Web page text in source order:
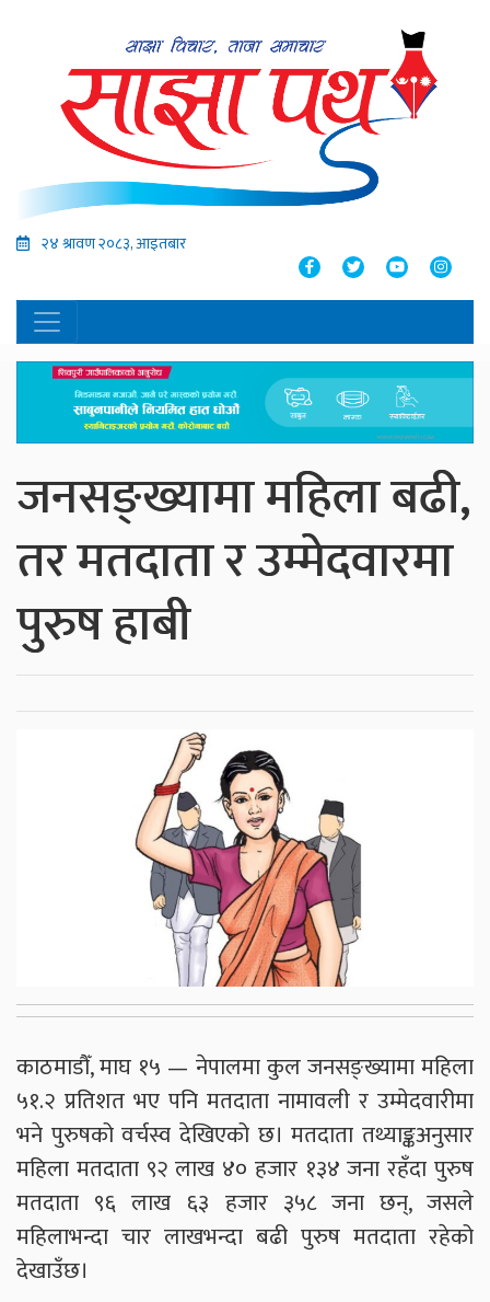
२४ श्रावण २०८३, आइतबार
जनसङ्ख्यामा महिला बढी,
तर मतदाता र उम्मेदवारमा
पुरुष हाबी
काठमाडौँ, माघ १५ — नेपालमा कुल जनसङ्ख्यामा महिला
५१.२ प्रतिशत भए पनि मतदाता नामावली र उम्मेदवारीमा
भने पुरुषको वर्चस्व देखिएको छ। मतदाता तथ्याङ्कअनुसार
महिला मतदाता ९२ लाख ४० हजार १३४ जना रहँदा पुरुष
मतदाता ९६ लाख ६३ हजार ३५८ जना छन्, जसले
महिलाभन्दा चार लाखभन्दा बढी पुरुष मतदाता रहेको
देखाउँछ।